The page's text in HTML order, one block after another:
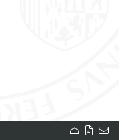
Carta